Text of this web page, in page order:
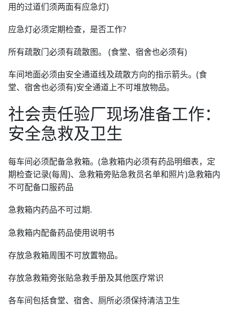
用的过道们须两面有应急灯)
应急灯必须定期检查，是否工作?
所有疏散门必须有疏散图。 (食堂、宿舍也必须有)
车间地面必须由安全通道线及疏散方向的指示箭头。(食
堂、宿舍也必须有)安全通道上不可堆放物品。
社会责任验厂现场准备工作：
安全急救及卫生
每车间必须配备急救箱。(急救箱内必须有药品明细表，定
期检查记录(每周)、急救箱旁贴急救员名单和照片)急救箱内
不可配备口服药品
急救箱内药品不可过期.
急救箱内配备药品使用说明书
存放急救箱周围不可放置物品。
存放急救箱旁张贴急救手册及其他医疗常识
各车间包括食堂、宿舍、厕所必须保持清洁卫生